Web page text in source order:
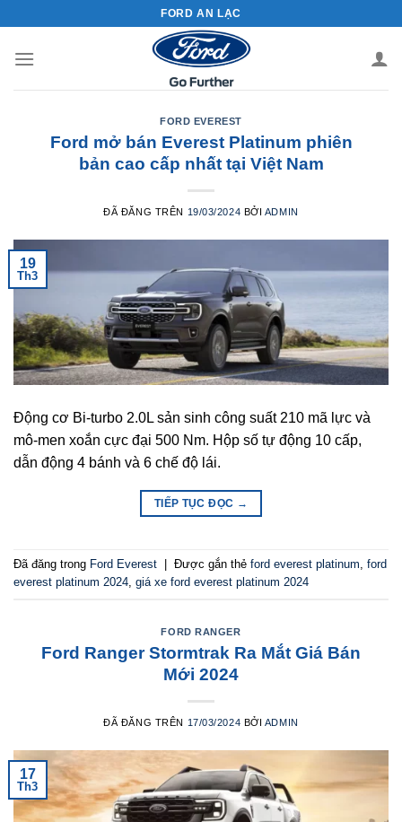
nội
FORD AN LẠC
FORD EVEREST
Ford mở bán Everest Platinum phiên
bản cao cấp nhất tại Việt Nam
ĐÃ ĐĂNG TRÊN 19/03/2024 BỞI ADMIN
19
Th3
Động cơ Bi-turbo 2.0L sản sinh công suất 210 mã lực và
mô-men xoắn cực đại 500 Nm. Hộp số tự động 10 cấp,
dẫn động 4 bánh và 6 chế độ lái.
TIẾP TỤC ĐỌC →
Đã đăng trong Ford Everest Được gắn thẻ ford everest platinum, ford
everest platinum 2024, giá xe ford everest platinum 2024
FORD RANGER
Ford Ranger Stormtrak Ra Mắt Giá Bán
Mới 2024
ĐÃ ĐĂNG TRÊN 17/03/2024 BỞI ADMIN
17
Th3